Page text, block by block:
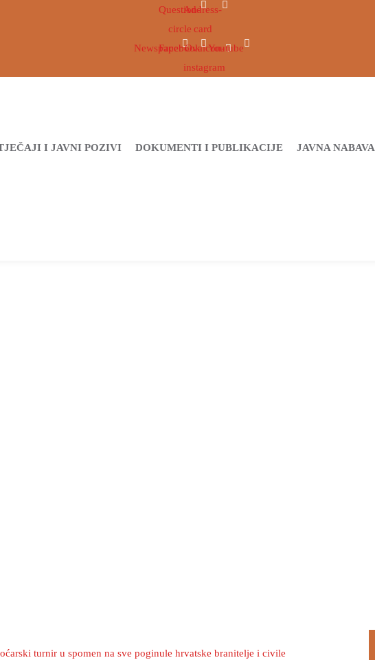
Question-
circle
Address-
card
Newspaper
FacebookOvaicon-
instagram
Youtube
I JAVNI POZIVI DOKUMENTI I PUBLIKACIJE JAVNA NABAVA
turnir u spomen na sve poginule hrvatske branitelje i civile